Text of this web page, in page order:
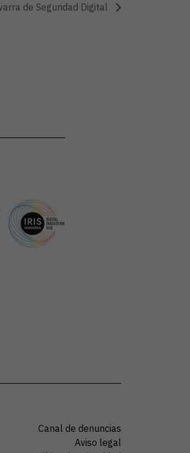
de Seguridad Digital
Canal de denuncias
Aviso legal